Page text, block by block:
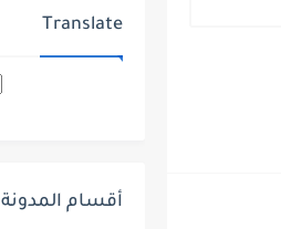
Translate
أقسام المدونة